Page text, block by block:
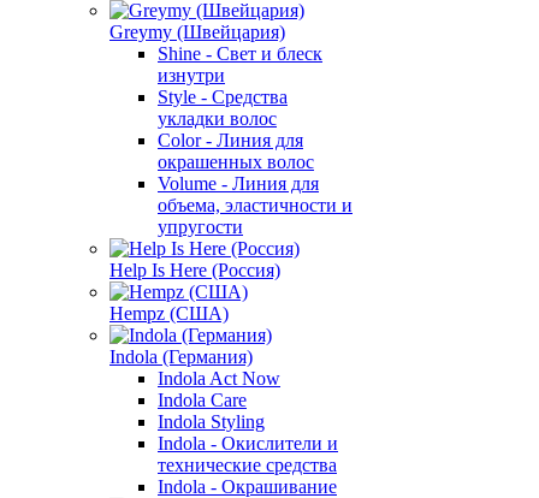
Greymy (Швейцария)
Shine - Свет и блеск
изнутри
Style - Средства
укладки волос
Color - Линия для
окрашенных волос
Volume - Линия для
объема, эластичности и
упругости
Help Is Here (Россия)
Hempz (США)
Indola (Германия)
Indola Act Now
Indola Care
Indola Styling
Indola - Окислители и
технические средства
Indola - Окрашивание